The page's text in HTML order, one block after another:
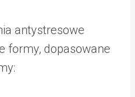
antystresowe
formy, dopasowane